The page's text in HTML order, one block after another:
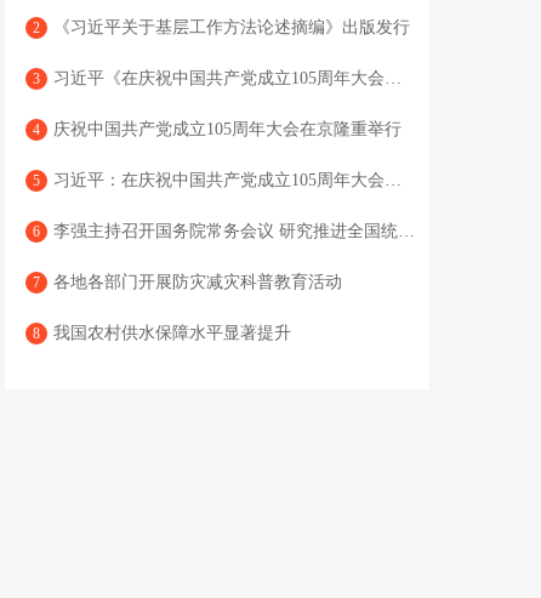
2 《习近平关于基层工作方法论述摘编》出版发行
3 习近平《在庆祝中国共产党成立105周年大会上的讲话》单行本出版
4 庆祝中国共产党成立105周年大会在京隆重举行
5 习近平：在庆祝中国共产党成立105周年大会上的讲话
6 李强主持召开国务院常务会议 研究推进全国统一大市场建设有关工作 审议通过《现代化应急体系建设“十五五”规划》 讨论《中华人民共和国中国人民银行法（修订草案）》
7 各地各部门开展防灾减灾科普教育活动
8 我国农村供水保障水平显著提升